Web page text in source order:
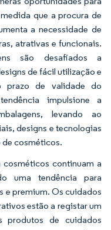
que a procura de
a necessidade de
atrativas e funcionais.
são desafiados a
de fácil utilização e
prazo de validade do
impulsione a
levando ao
designs e tecnologias
cosméticos.
continuam a
uma tendência para
e premium. Os cuidados
estão a registar um
produtos de cuidados